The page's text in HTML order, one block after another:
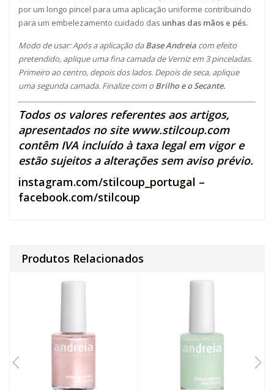
por um longo pincel para uma aplicação uniforme contribuindo
para um embelezamento cuidado das unhas das mãos e pés.
Modo de usar:Após a aplicação daBase Andreia com efeito
pretendido, aplique uma fina camada de Verniz em 3 pinceladas.
Primeiro ao centro, depois dos lados. Depois de seca, aplique
uma segunda camada. Finalize com o Brilho e o Secante.
Todos os valores referentes aos artigos,
apresentados no site www.stilcoup.com
contêm IVA incluído à taxa legal em vigor e
estão sujeitos a alterações sem aviso prévio.
instagram.com/stilcoup_portugal –
facebook.com/stilcoup
Produtos Relacionados